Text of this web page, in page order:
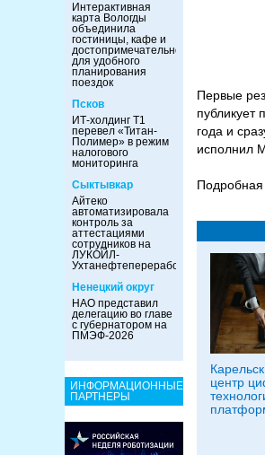
Интерактивная
карта Вологды
объединила
гостиницы, кафе и
достопримечательности
для удобного
планирования
поездок
Псков
ИТ-холдинг Т1
перевел «Титан-
Полимер» в режим
налогового
мониторинга
Сыктывкар
Айтеко
автоматизировала
контроль за
аттестациями
сотрудников на
ЛУКОЙЛ-
Ухтанефтепереработка
Ненецкий округ
НАО представил
делегацию во главе
с губернатором на
ПМЭФ-2026
ИНФОРМАЦИОННЫЕ
ПАРТНЕРЫ
Первые
года и
исполнил
центр